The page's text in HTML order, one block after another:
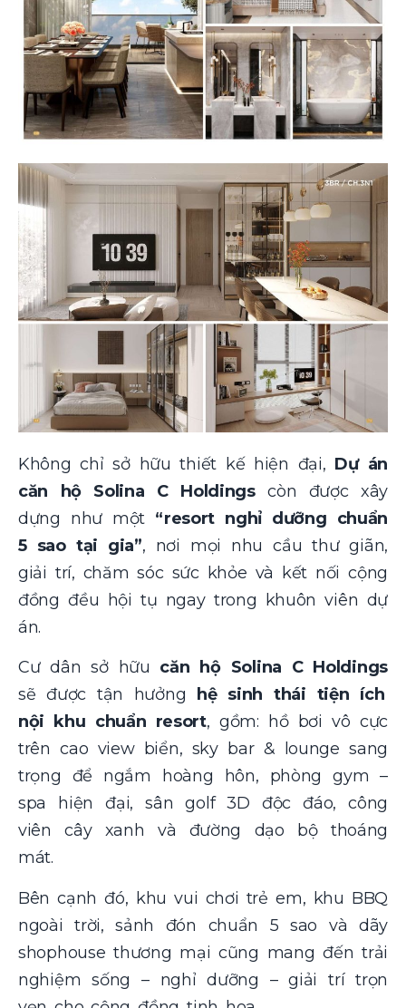
Không chỉ sở hữu thiết kế hiện đại, Dự án
căn hộ Solina C Holdingscòn được xây
dựng như một “resort nghỉ dưỡng chuẩn
5 sao tại gia”, nơi mọi nhu cầu thư giãn,
giải trí, chăm sóc sức khỏe và kết nối cộng
đồng đều hội tụ ngay trong khuôn viên dự
án.
Cư dân sở hữu căn hộ Solina C Holdings
sẽ được tận hưởng
hệ sinh thái tiện ích
nội khu chuẩn resort, gồm: hồ bơi vô cực
trên cao view biển, sky bar & lounge sang
trọng để ngắm hoàng hôn, phòng gym –
spa hiện đại, sân golf 3D độc đáo, công
viên cây xanh và đường dạo bộ thoáng
mát.
Bên cạnh đó, khu vui chơi trẻ em, khu BBQ
ngoài trời, sảnh đón chuẩn 5 sao và dãy
shophouse thương mại cũng mang đến trải
nghiệm sống – nghỉ dưỡng – giải trí trọn